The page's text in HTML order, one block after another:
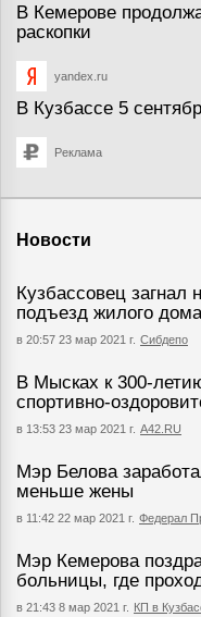
В Кемерове
раскопки
yandex.ru
В Кузбассе 5
Реклама
Новости
Кузбассовец загнал
подъезд жилого дома
в 20:57 23 мар 2021 г. Сибдепо
В Мысках к 300-
спортивно-
в 13:53 23 мар 2021 г. А42.RU
Мэр Белова
меньше жены
в 11:42 22 мар 2021 г. Федерал
Мэр Кемерова
больницы, где
в 21:43 8 мар 2021 г. КП в